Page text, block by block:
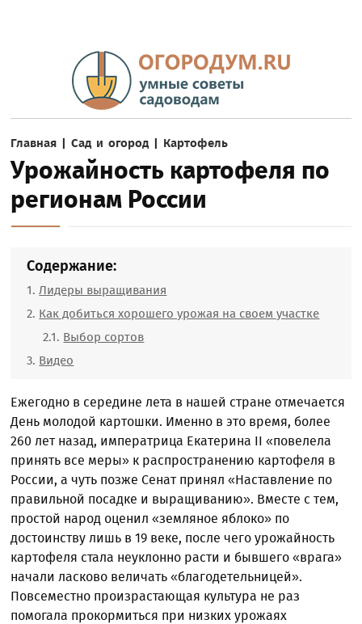
Главная |Сад и огород | Картофель
Урожайность картофеля по
регионам России
Содержание:
Лидеры выращивания
Как добиться хорошего урожая на своем участке
Выбор сортов
Видео
Ежегодно в середине лета в нашей стране отмечается
День молодой картошки. Именно в это время, более
260 лет назад, императрица Екатерина II «повелела
принять все меры» к распространению картофеля в
России, а чуть позже Сенат принял «Наставление по
правильной посадке и выращиванию». Вместе с тем,
простой народ оценил «земляное яблоко» по
достоинству лишь в 19 веке, после чего урожайность
картофеля стала неуклонно расти и бывшего «врага»
начали ласково величать «благодетельницей».
Повсеместно произрастающая культура не раз
помогала прокормиться при низких урожаях